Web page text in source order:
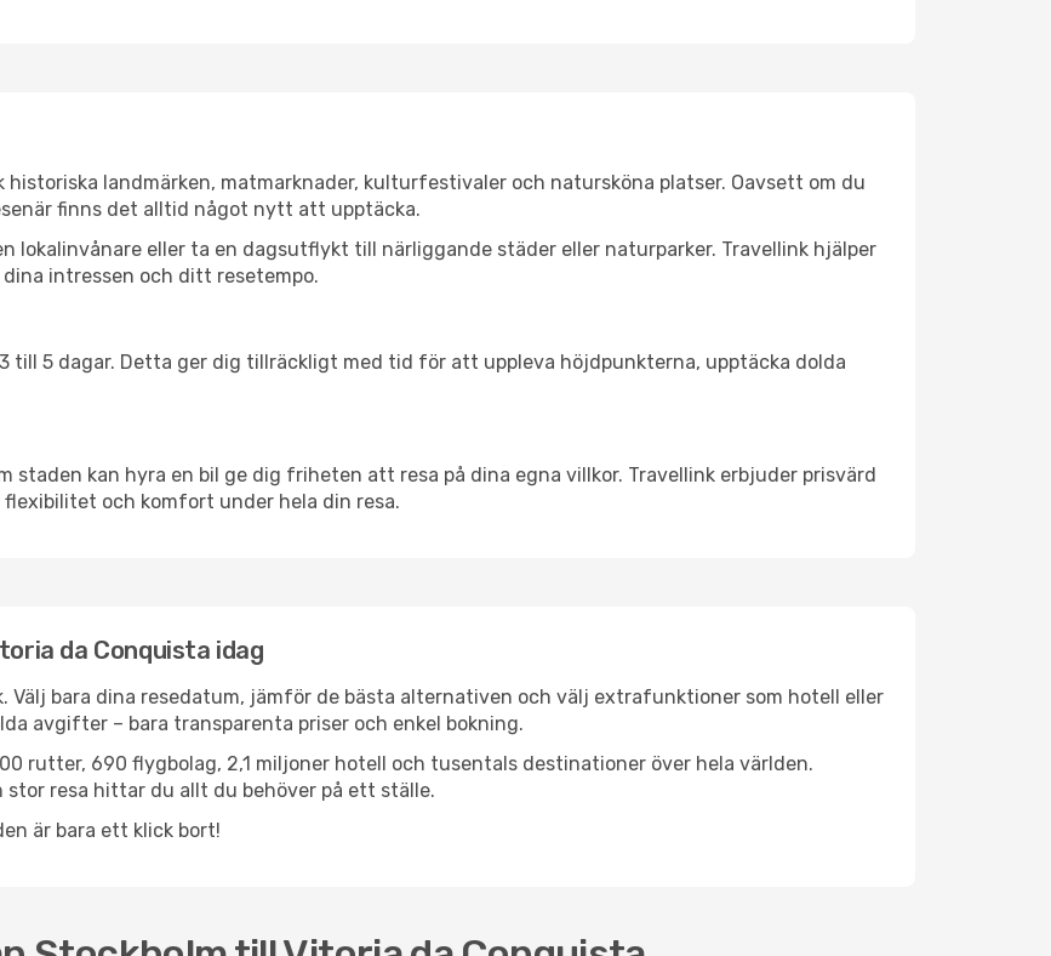
landmärken, matmarknader, kulturfestivaler och natursköna platser. Oavsett om du
finns det alltid något nytt att upptäcka.
lokalinvånare eller ta en dagsutflykt till närliggande städer eller naturparker. Travellink hjälper
intressen och ditt resetempo.
till 5 dagar. Detta ger dig tillräckligt med tid för att uppleva höjdpunkterna, upptäcka dolda
staden kan hyra en bil ge dig friheten att resa på dina egna villkor. Travellink erbjuder prisvärd
och komfort under hela din resa.
da Conquista idag
Välj bara dina resedatum, jämför de bästa alternativen och välj extrafunktioner som hotell eller
avgifter – bara transparenta priser och enkel bokning.
rutter, 690 flygbolag, 2,1 miljoner hotell och tusentals destinationer över hela världen.
stor resa hittar du allt du behöver på ett ställe.
är bara ett klick bort!